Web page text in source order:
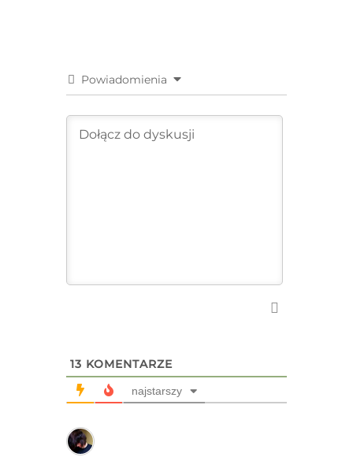
Powiadomienia
13 KOMENTARZE
najstarszy